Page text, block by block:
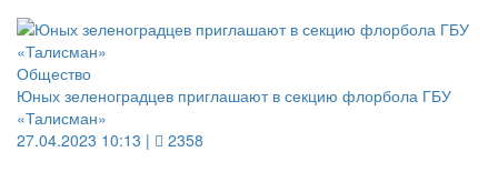
Общество
Юных зеленоградцев приглашают в секцию флорбола ГБУ
«Талисман»
27.04.2023 10:13 |
2358